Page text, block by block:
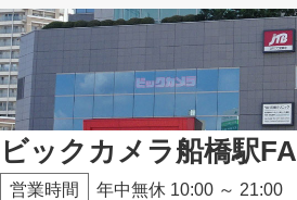
ビックカメラ船橋駅
営業時間 年中無休 10:00 ～ 21:00